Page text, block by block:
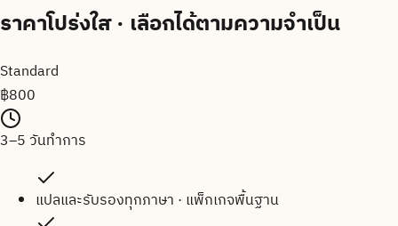
ราคาโปร่งใส· เลือกได้ตามความจำเป็น
Standard
฿800
3–5 วันทำการ
แปลและรับรองทุกภาษา · แพ็กเกจพื้นฐาน